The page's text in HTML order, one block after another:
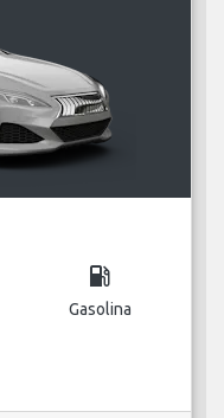
local_gas_station
Gasolina